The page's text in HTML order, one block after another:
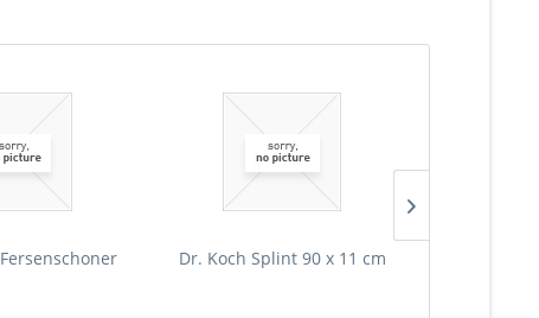
Dr. Koch Splint 90 x 11 cm